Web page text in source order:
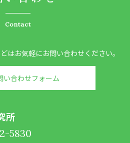
Contact
はお気軽にお問い合わせください。
い合わせフォーム
所
5830